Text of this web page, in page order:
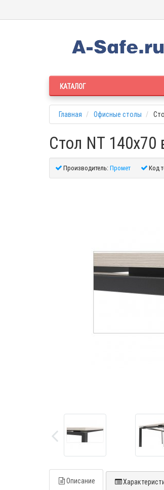
КАТАЛОГ
Главная Офисные столы
Стол NT 140x70
Производитель:Промет Код
Описание